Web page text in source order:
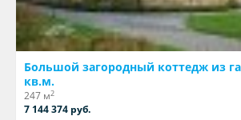
Большой загородный коттедж из
кв.м.
247 м2
7 144 374 руб.